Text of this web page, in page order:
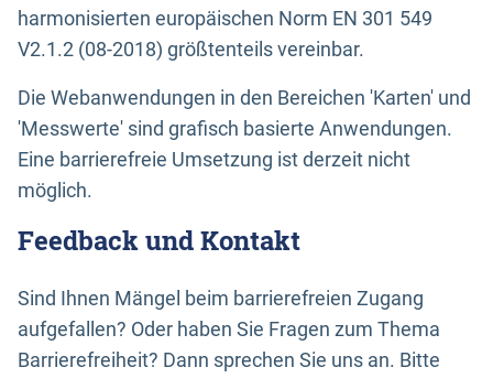
harmonisierten europäischen Norm EN 301 549
V2.1.2 (08-2018) größtenteils vereinbar.
Die Webanwendungen in den Bereichen 'Karten' und
'Messwerte' sind grafisch basierte Anwendungen.
Eine barrierefreie Umsetzung ist derzeit nicht
möglich.
Feedback und Kontakt
Sind Ihnen Mängel beim barrierefreien Zugang
aufgefallen? Oder haben Sie Fragen zum Thema
Barrierefreiheit? Dann sprechen Sie uns an. Bitte